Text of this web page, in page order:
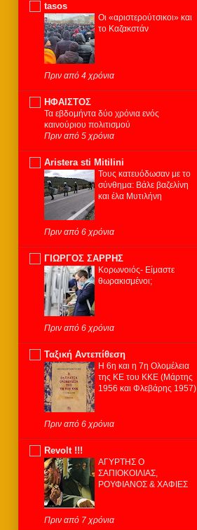
tasos
Οι «αριστερούτσικοι» και
το Καζακστάν
Πριν από 4 χρόνια
ΗΦΑΙΣΤΟΣ
Τα εβδομήντα δύο χρόνια ενός
καινούριου πολιτισμού
Πριν από 5 χρόνια
Aristera sti Mitilini
Τους κατευόδωσαν με το
σύνθημα: Βάλε βαζελίνη
και έλα Μυτιλήνη
Πριν από 6 χρόνια
ΓΙΩΡΓΟΣ ΣΑΡΡΗΣ
Κορωνοιός- Είμαστε
θωρακισμένοι;
Πριν από 6 χρόνια
Ταξική Αντεπίθεση
Η 6η και η 7η Ολομέλεια
της ΚΕ του ΚΚΕ (Μάρτης
1956 και Φλεβάρης 1957)
Πριν από 6 χρόνια
Revolt !!!
ΑΓΥΡΤΗΣ Ο
ΣΑΠΙΟΚΟΙΛΙΑΣ,
ΡΟΥΦΙΑΝΟΣ & ΧΑΦΙΕΣ
Πριν από 7 χρόνια